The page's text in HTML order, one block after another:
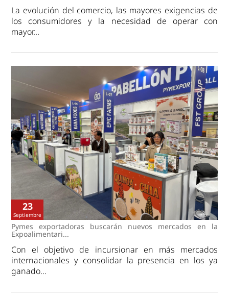
La evolución del comercio, las mayores exigencias de
los consumidores y la necesidad de operar con
mayor...
23
Septiembre
Pymes exportadoras buscarán nuevos mercados en la
Expoalimentari...
Con el objetivo de incursionar en más mercados
internacionales y consolidar la presencia en los ya
ganado...